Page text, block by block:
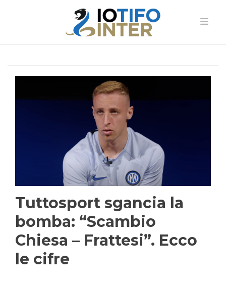
Tuttosport sgancia la
bomba: “Scambio
Chiesa – Frattesi”. Ecco
le cifre